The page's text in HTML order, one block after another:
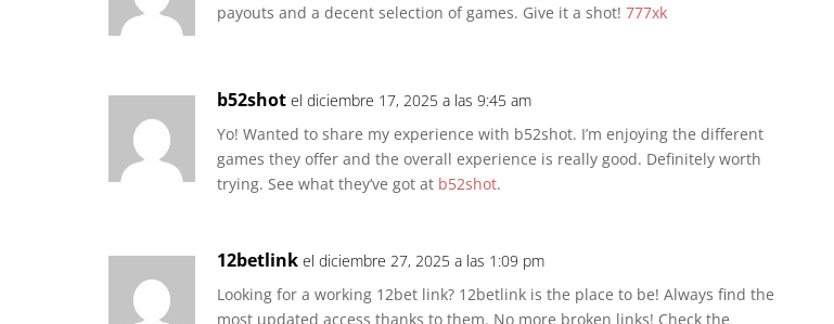
payouts and a decent selection of games. Give it a shot! 777xk
b52shot el diciembre 17, 2025 a las 9:45 am
Yo! Wanted to share my experience with b52shot. I’m enjoying the different
games they offer and the overall experience is really good. Definitely worth
trying. See what they’ve got at b52shot.
12betlink el diciembre 27, 2025 a las 1:09 pm
Looking for a working 12bet link? 12betlink is the place to be! Always find the
most updated access thanks to them. No more broken links! Check the